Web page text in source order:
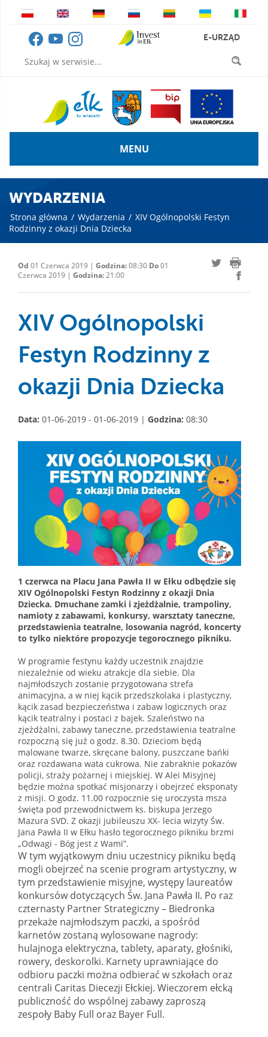
E-URZĄD
MENU
WYDARZENIA
Strona główna / Wydarzenia / XIV Ogólnopolski Festyn
Rodzinny z okazji Dnia Dziecka
Od 01 Czerwca 2019 | Godzina:08:30 Do01
Czerwca 2019 | Godzina:21:00
XIV Ogólnopolski
Festyn Rodzinny z
okazji Dnia Dziecka
Data: 01-06-2019 - 01-06-2019 | Godzina: 08:30
1 czerwca na Placu Jana Pawła II w Ełku odbędzie się
XIV Ogólnopolski Festyn Rodzinny z okazji Dnia
Dziecka. Dmuchane zamki i zjeżdżalnie, trampoliny,
namioty z zabawami, konkursy, warsztaty taneczne,
przedstawienia teatralne, losowania nagród, koncerty
to tylko niektóre propozycje tegorocznego pikniku.
W programie festynu każdy uczestnik znajdzie
niezależnie od wieku atrakcje dla siebie. Dla
najmłodszych zostanie przygotowana strefa
animacyjna, a w niej kącik przedszkolaka i plastyczny,
kącik zasad bezpieczeństwa i zabaw logicznych oraz
kącik teatralny i postaci z bajek. Szaleństwo na
zjeżdżalni, zabawy taneczne, przedstawienia teatralne
rozpoczną się już o godz. 8.30. Dzieciom będą
malowane twarze, skręcane balony, puszczane bańki
oraz rozdawana wata cukrowa. Nie zabraknie pokazów
policji, straży pożarnej i miejskiej. W Alei Misyjnej
będzie można spotkać misjonarzy i obejrzeć eksponaty
z misji. O godz. 11.00 rozpocznie się uroczysta msza
święta pod przewodnictwem ks. biskupa Jerzego
Mazura SVD. Z okazji jubileuszu XX- lecia wizyty Św.
Jana Pawła II w Ełku hasło tegorocznego pikniku brzmi
„Odwagi - Bóg jest z Wami”.
W tym wyjątkowym dniu uczestnicy pikniku będą
mogli obejrzeć na scenie program artystyczny, w
tym przedstawienie misyjne, występy laureatów
konkursów dotyczących Św. Jana Pawła II. Po raz
czternasty Partner Strategiczny – Biedronka
przekaże najmłodszym paczki, a spośród
karnetów zostaną wylosowane nagrody:
hulajnoga elektryczna, tablety, aparaty, głośniki,
rowery, deskorolki. Karnety uprawniające do
odbioru paczki można odbierać w szkołach oraz
centrali Caritas Diecezji Ełckiej. Wieczorem ełcką
publiczność do wspólnej zabawy zaproszą
zespoły Baby Full oraz Bayer Full.